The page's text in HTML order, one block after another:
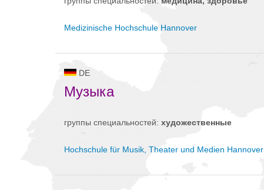
Medizinische Hochschule Hannover
DE
Музыка
группы специальностей: художественные
Hochschule für Musik, Theater und Medien Hannover